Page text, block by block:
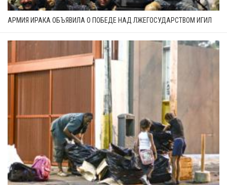
АРМИЯ ИРАКА ОБЪЯВИЛА О ПОБЕДЕ НАД ЛЖЕГОСУДАРСТВОМ ИГИЛ